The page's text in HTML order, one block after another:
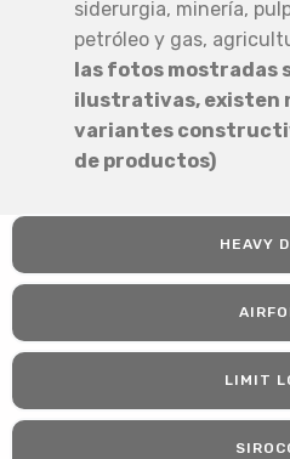
siderurgia, minería,
petróleo y gas,
las fotos mostradas
ilustrativas, existen
variantes
de productos)
HEAVY
LIMIT